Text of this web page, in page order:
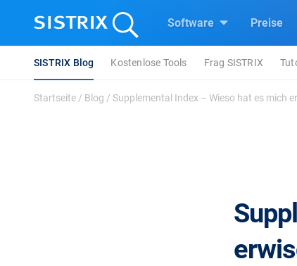
Software Preise
SISTRIX Blog Kostenlose Tools Frag SISTRIX
Startseite / Blog / Supplemental Index – Wieso hat es mich